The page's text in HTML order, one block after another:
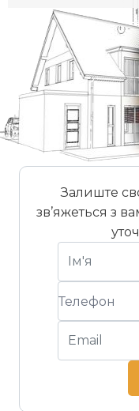
Залиште
зв’яжеться з